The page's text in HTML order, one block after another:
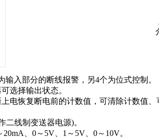
入部分的断线报警，另4个为位式控制。
选择输出状态。
电恢复断电前的计数值，可清除计数值
二线制变送器电源)。
、0～5V、1～5V、0～10V。